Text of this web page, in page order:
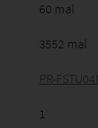
60 mal
3552 mal
PR-
1